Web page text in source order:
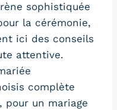
sophistiquée
la cérémonie,
ici des conseils
attentive.
complète
un mariage